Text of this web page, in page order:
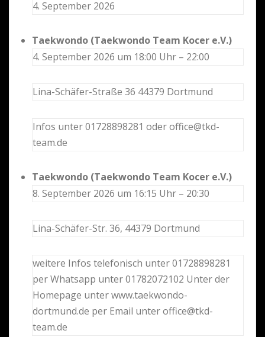
4. September 2026
Taekwondo (Taekwondo Team Kocer e.V.)
4. September 2026 um 18:00 Uhr – 22:00
Lina-Schäfer-Straße 36 44379 Dortmund
Infos unter 01728898281 oder office@tkd-
team.de
Taekwondo (Taekwondo Team Kocer e.V.)
8. September 2026 um 16:15 Uhr – 20:30
Lina-Schäfer-Str. 36, 44379 Dortmund
weitere Infos telefonisch unter 01728898281
per Whatsapp unter 01782072102 Unter der
Homepage unter www.taekwondo-
dortmund.de per Email unter office@tkd-
team.de